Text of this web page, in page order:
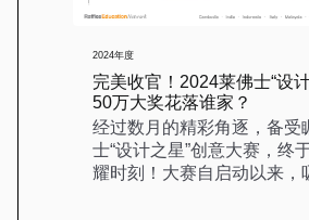
2024年度
完美收官！2024莱佛士“设
50万大奖花落谁家？
经过数月的精彩角逐，备受
士“设计之星”创意大赛，终
耀时刻！大赛自启动以来，